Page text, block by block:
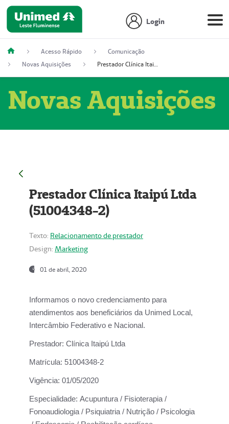
Login
Acesso Rápido
Comunicação
Novas Aquisições
Prestador Clínica Itaipú Ltda (51004348-2)
Novas Aquisições
Prestador Clínica Itaipú Ltda
(51004348-2)
Texto: Relacionamento de prestador
Design: Marketing
01 de abril, 2020
Informamos o novo credenciamento para
atendimentos aos beneficiários da Unimed Local,
Intercâmbio Federativo e Nacional.
Prestador: Clínica Itaipú Ltda
Matrícula: 51004348-2
Vigência: 01/05/2020
Especialidade: Acupuntura / Fisioterapia /
Fonoaudiologia / Psiquiatria / Nutrição / Psicologia